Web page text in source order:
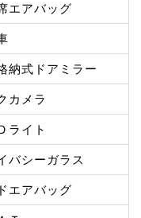
エアバッグ
納式ドアミラー
カメラ
ライト
バシーガラス
エアバッグ